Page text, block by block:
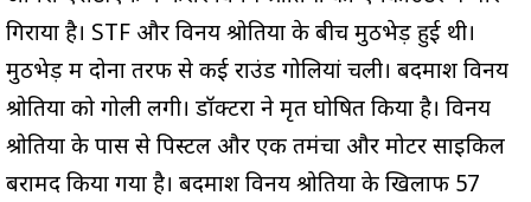
गिराया है। STF और विनय श्रोतिया के बीच मुठभेड़ हुई थी।
मुठभेड़ में दोनों तरफ से कई राउंड गोलियां चली। बदमाश विनय
श्रोतिया को गोली लगी। डॉक्टरों ने मृत घोषित किया है। विनय
श्रोतिया के पास से पिस्टल और एक तमंचा और मोटर साइकिल
बरामद किया गया है। बदमाश विनय श्रोतिया के खिलाफ 57